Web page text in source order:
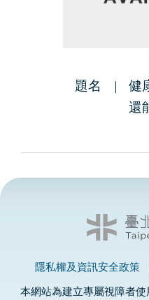
題名
健
還
隱私權及資訊安全政策
本網站為建立專屬視障者